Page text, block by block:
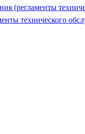
(регламенты
технического